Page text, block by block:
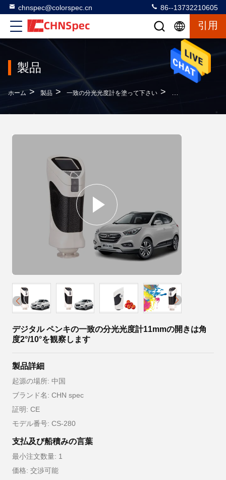
chnspec@colorspec.cn 86--13732210605
引用
製品
ホーム > 製品 > 一致の分光光度計を塗って下さい > デジタル ペンキの
デジタル ペンキの一致の分光光度計11mmの開きは角
度2°/10°を観察します
製品詳細
起源の場所: 中国
ブランド名: CHN spec
証明: CE
モデル番号: CS-280
支払及び船積みの言葉
最小注文数量: 1
価格: 交渉可能